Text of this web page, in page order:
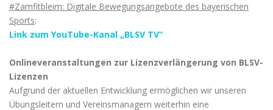
#Zamfitbleim: Digitale Bewegungsangebote des bayerischen
Sports:
Link zum YouTube-Kanal „BLSV TV“
Onlineveranstaltungen zur Lizenzverlängerung von BLSV-
Lizenzen
Aufgrund der aktuellen Entwicklung ermöglichen wir unseren
Übungsleitern und Vereinsmanagern weiterhin eine